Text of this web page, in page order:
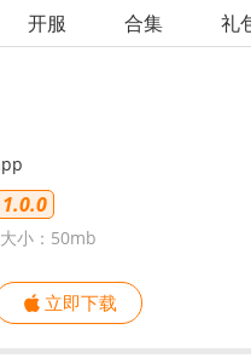
开服 合集 礼
1.0.0
大小：50mb
立即下载